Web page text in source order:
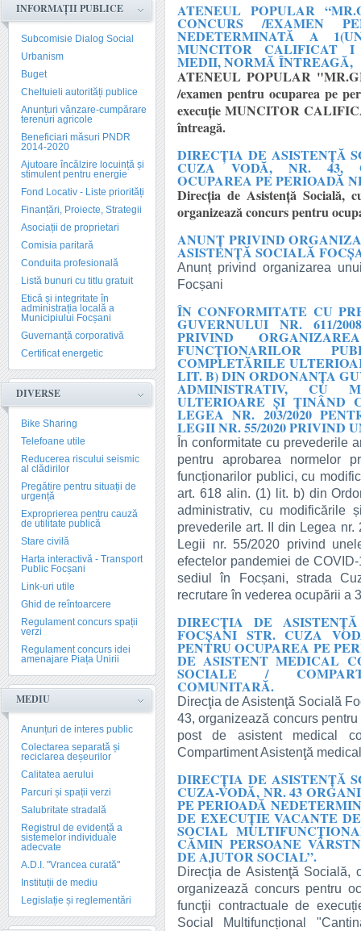
INFORMAȚII PUBLICE
Subcomisie Dialog Social
Urbanism
Buget
Cheltuieli autorități publice
Anunțuri vânzare-cumpărare
terenuri agricole
Beneficiari măsuri PNDR
2014-2020
Ajutoare încălzire locuință și
stimulent pentru energie
Fond Locativ - Liste priorități
Finanțări, Proiecte, Strategii
Asociații de proprietari
Comisia paritară
Conduita profesională
Listă bunuri cu titlu gratuit
Etică și integritate în
administrația locală a
Municipiului Focșani
Guvernanță corporativă
Certificat energetic
DIVERSE
Bike Sharing
Telefoane utile
Reducerea riscului seismic
al clădirilor
Pregătire pentru situații de
urgență
Exproprierea pentru cauză
de utilitate publică
Stare civilă
Harta interactivă - Transport
Public Focșani
Link-uri utile
Ghid de reîntoarcere
Regulament concurs spații
verzi
Regulament concurs idei
amenajare Piața Unirii
MEDIU
Anunțuri de interes public
Colectarea separată și
reciclarea deșeurilor
Calitatea aerului
Parcuri și spații verzi
Salubritate stradală
Registrul de evidență a
sistemelor individuale
adecvate
A.D.I. "Vrancea curată"
Instituții de mediu
Legislație și reglementări
ATENEUL POPULAR
CONCURS /EXAMEN
NEDETERMINATĂ A
MUNCITOR CALIFICAT I
MEDII, NORMĂ ÎNTREAGĂ,
ATENEUL POPULAR
/examen pentru ocuparea pe
execuţie MUNCITOR
întreagă.
DIRECŢIA DE ASISTENŢĂ
CUZA VODĂ, NR. 43,
OCUPAREA PE PERIOADĂ
Direcţia de Asistenţă Socială,
organizează concurs pentru
ANUNȚ PRIVIND
ASISTENȚĂ SOCIALĂ
Anunț privind organizarea
Focșani
ÎN CONFORMITATE CU
GUVERNULUI NR. 611/
PRIVIND
FUNCȚIONARILOR
COMPLETĂRILE
LIT. B) DIN ORDONANȚA
ADMINISTRATIV, CU
ULTERIOARE ȘI ȚINÂND
LEGEA NR. 203/2020
LEGII NR. 55/2020 PRIVIND
În conformitate cu prevederile
pentru aprobarea normelor
funcționarilor publici, cu
art. 618 alin. (1) lit. b) din
administrativ, cu modificările
prevederile art. II din Legea
Legii nr. 55/2020 privind
efectelor pandemiei de
sediul în Focșani, strada
recrutare în vederea ocupării a
DIRECŢIA DE
FOCŞANI STR. CUZA
PENTRU OCUPAREA PE
DE ASISTENT MEDICAL
SOCIALE /
COMUNITARĂ.
Direcţia de Asistenţă Socială
43, organizează concurs
post de asistent medical
Compartiment Asistenţă
DIRECŢIA DE ASISTENŢĂ
CUZA-VODĂ, NR. 43
PE PERIOADĂ
DE EXECUȚIE VACANTE
SOCIAL
CĂMIN PERSOANE
DE AJUTOR SOCIAL”.
Direcţia de Asistenţă Socială,
organizează concurs pentru
funcţii contractuale de
Social Multifuncțional